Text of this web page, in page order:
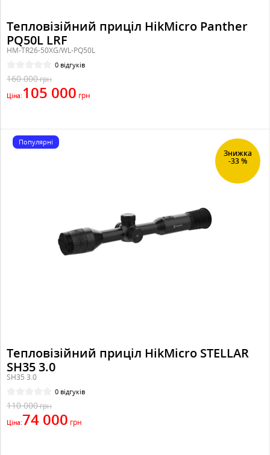
Тепловізійний приціл HikMicro Panther
PQ50L LRF
HM-TR26-50XG/WL-PQ50L
0 відгуків
160 000грн
Ціна: 105 000 грн
Знижка
-33 %
Популярні
Тепловізійний приціл HikMicro STELLAR
SH35 3.0
SH35 3.0
0 відгуків
110 000грн
Ціна:74 000 грн